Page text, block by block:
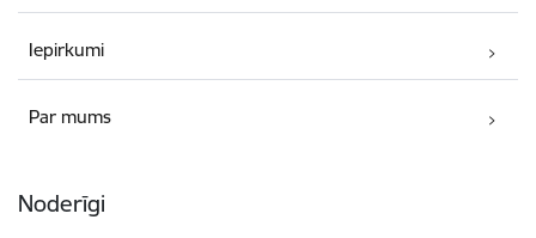
Iepirkumi
Par mums
Noderīgi